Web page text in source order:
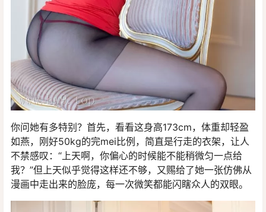
你问她有多特别？首先，看看这身高173cm，体重却轻盈
如燕，刚好50kg的完mei比例，简直是行走的衣架，让人
不禁感叹：“上天啊，你偏心的时候能不能稍微匀一点给
我？”但上天似乎觉得这样还不够，又赐给了她一张仿佛从
漫画中走出来的脸庞，每一次微笑都能闪瞎众人的双眼。